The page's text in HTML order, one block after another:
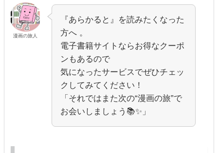
漫画の旅人
『あらかると』を読みたくなった
方へ 。
電子書籍サイトならお得なクーポ
ンもあるので
気になったサービスでぜひチェッ
クしてみてください！
「それではまた次の“漫画の旅”で
お会いしましょう📚✨」